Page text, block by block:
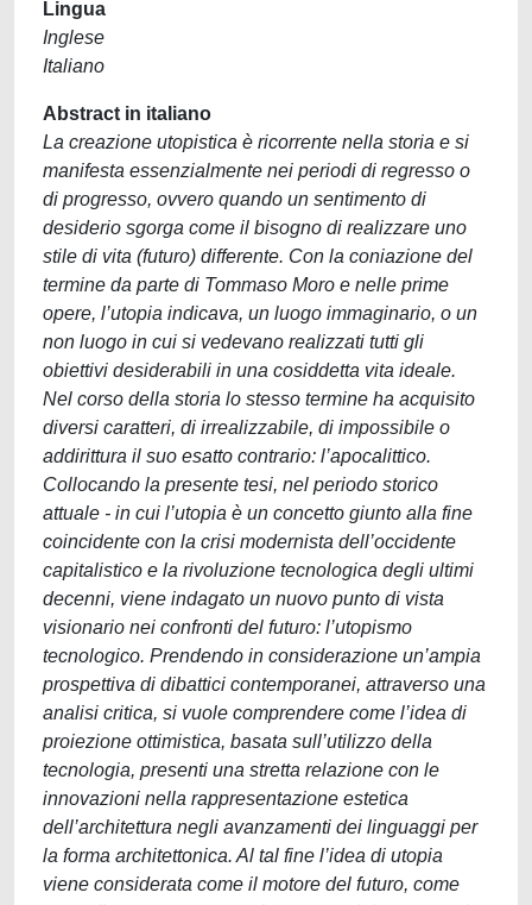
Lingua
Inglese
Italiano
Abstract in italiano
La creazione utopistica è ricorrente nella storia e si
manifesta essenzialmente nei periodi di regresso o
di progresso, ovvero quando un sentimento di
desiderio sgorga come il bisogno di realizzare uno
stile di vita (futuro) differente. Con la coniazione del
termine da parte di Tommaso Moro e nelle prime
opere, l’utopia indicava, un luogo immaginario, o un
non luogo in cui si vedevano realizzati tutti gli
obiettivi desiderabili in una cosiddetta vita ideale.
Nel corso della storia lo stesso termine ha acquisito
diversi caratteri, di irrealizzabile, di impossibile o
addirittura il suo esatto contrario: l’apocalittico.
Collocando la presente tesi, nel periodo storico
attuale - in cui l’utopia è un concetto giunto alla fine
coincidente con la crisi modernista dell’occidente
capitalistico e la rivoluzione tecnologica degli ultimi
decenni, viene indagato un nuovo punto di vista
visionario nei confronti del futuro: l’utopismo
tecnologico. Prendendo in considerazione un’ampia
prospettiva di dibattici contemporanei, attraverso una
analisi critica, si vuole comprendere come l’idea di
proiezione ottimistica, basata sull’utilizzo della
tecnologia, presenti una stretta relazione con le
innovazioni nella rappresentazione estetica
dell’architettura negli avanzamenti dei linguaggi per
la forma architettonica. Al tal fine l’idea di utopia
viene considerata come il motore del futuro, come